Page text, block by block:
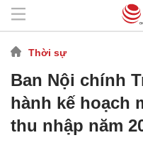
Thời sự
Ban Nội chính
hành kế hoạch
thu nhập năm